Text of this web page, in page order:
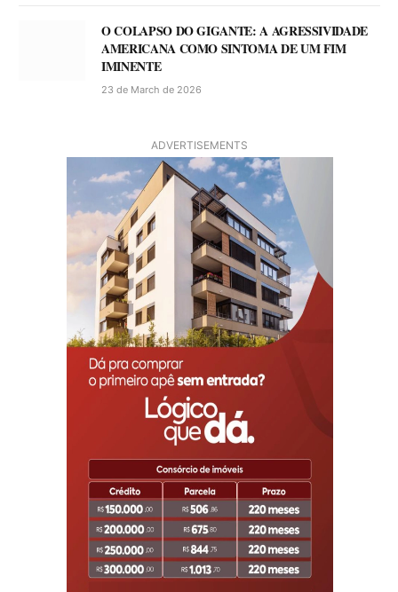
O COLAPSO DO GIGANTE: A AGRESSIVIDADE
AMERICANA COMO SINTOMA DE UM FIM
IMINENTE
23 de March de 2026
ADVERTISEMENTS